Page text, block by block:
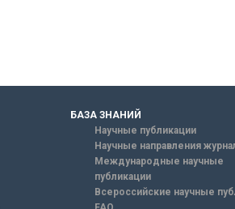
БАЗА ЗНАНИЙ
Научные публикации
Научные направления
Международные научные
публикации
Всероссийские научные